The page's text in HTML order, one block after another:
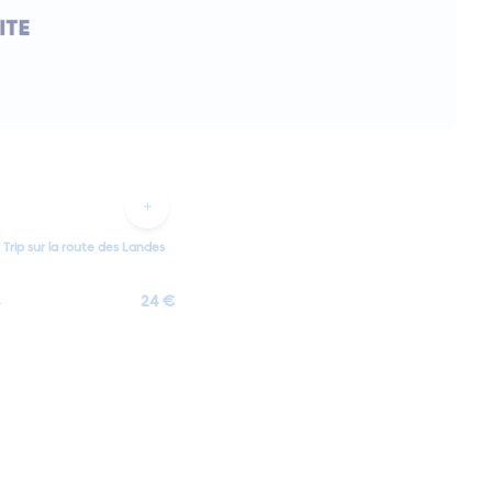
Trip sur la route des Landes
24 €